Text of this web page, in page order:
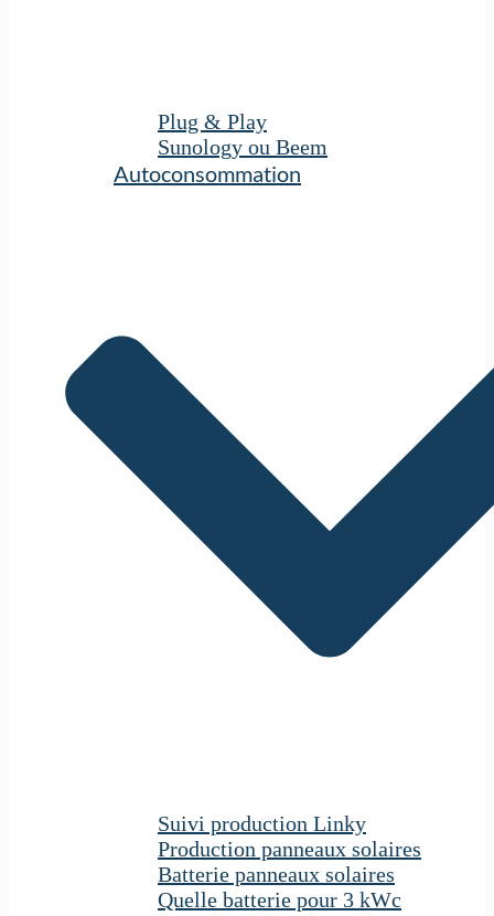
Plug & Play
Sunology ou Beem
Autoconsommation
Suivi production Linky
Production panneaux solaires
Batterie panneaux solaires
Quelle batterie pour 3 kWc